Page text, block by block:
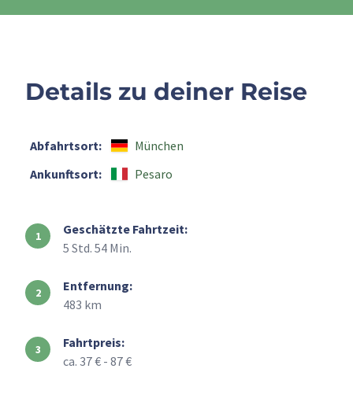
Details zu deiner Reise
Abfahrtsort:
München
Ankunftsort:
Pesaro
Geschätzte Fahrtzeit:
5 Std. 54 Min.
Entfernung:
483 km
Fahrtpreis:
ca. 37 € - 87 €